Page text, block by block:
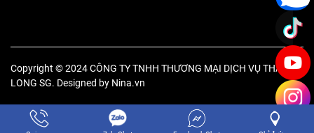
Copyright © 2024 CÔNG TY TNHH THƯƠNG MẠI DỊCH VỤ THĂNG
LONG SG. Designed by Nina.vn